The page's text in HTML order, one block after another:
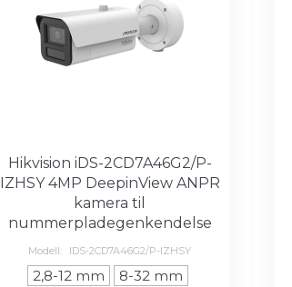
Hikvision iDS-2CD7A46G2/P-
IZHSY 4MP DeepinView ANPR
kamera til
nummerpladegenkendelse
Modell: IDS-2CD7A46G2/P-IZHSY
2,8-12 mm 8-32 mm